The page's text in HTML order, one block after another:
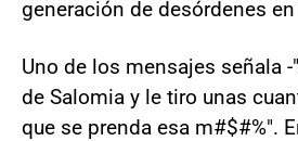
generación de desórdenes
Uno de los mensajes señala
de Salomia y le tiro unas
que se prenda esa m#$#%".